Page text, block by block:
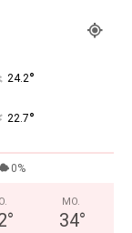
24.2°
22.7°
0%
°
MO.
34°